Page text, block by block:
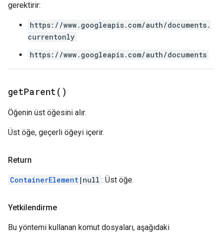
gerektirir:
https://www.googleapis.com/auth/documents.
currentonly
https://www.googleapis.com/auth/documents
getParent( )
Öğenin üst öğesini alır.
Üst öğe, geçerli öğeyi içerir.
Return
ContainerElement |null : Üst öğe.
Yetkilendirme
Bu yöntemi kullanan komut dosyaları, aşağıdaki